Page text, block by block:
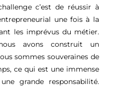
c’est de réussir à
une fois à la
les imprévus du métier.
avons construit un
sommes souveraines de
ce qui est une immense
grande responsabilité.